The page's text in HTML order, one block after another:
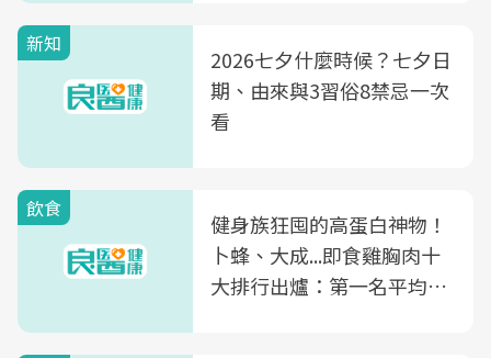
新知
2026七夕什麼時候？七夕日
期、由來與3習俗8禁忌一次
看
飲食
健身族狂囤的高蛋白神物！
卜蜂、大成...即食雞胸肉十
大排行出爐：第一名平均一